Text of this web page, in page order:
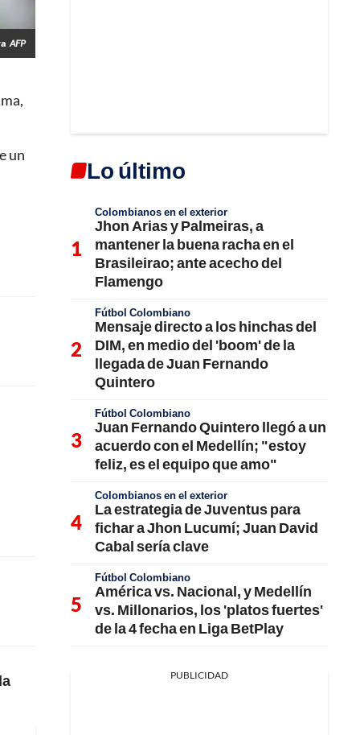
AFP
un
Lo último
Colombianos en el exterior
Jhon Arias y Palmeiras, a
mantener la buena racha en el
Brasileirao; ante acecho del
Flamengo
Fútbol Colombiano
Mensaje directo a los hinchas del
DIM, en medio del 'boom' de la
llegada de Juan Fernando
Quintero
Fútbol Colombiano
Juan Fernando Quintero llegó a un
acuerdo con el Medellín; "estoy
feliz, es el equipo que amo"
Colombianos en el exterior
La estrategia de Juventus para
fichar a Jhon Lucumí; Juan David
Cabal sería clave
Fútbol Colombiano
América vs. Nacional, y Medellín
vs. Millonarios, los 'platos fuertes'
de la 4 fecha en Liga BetPlay
PUBLICIDAD